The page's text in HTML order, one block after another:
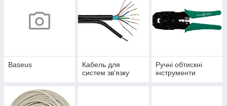
Baseus
Кабель для
систем зв'язку
Ручні обтискні
інструменти